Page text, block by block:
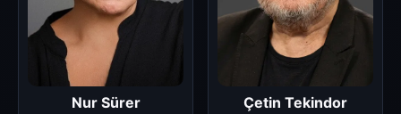
Nur Sürer Çetin Tekindor